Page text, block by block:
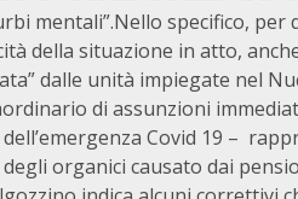
mentali”.Nello specifico, per
della situazione in atto,
dalle unità impiegate nel
di assunzioni
Covid 19 –
organici causato dai